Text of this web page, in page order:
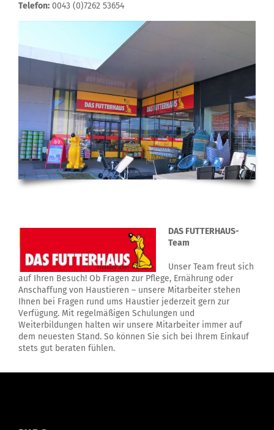
Telefon: 0043 (0)7262 53654
DAS FUTTERHAUS-
Team
Unser Team freut sich
auf Ihren Besuch! Ob Fragen zur Pflege, Ernährung oder
Anschaffung von Haustieren – unsere Mitarbeiter stehen
Ihnen bei Fragen rund ums Haustier jederzeit gern zur
Verfügung. Mit regelmäßigen Schulungen und
Weiterbildungen halten wir unsere Mitarbeiter immer auf
dem neuesten Stand. So können Sie sich bei Ihrem Einkauf
stets gut beraten fühlen.